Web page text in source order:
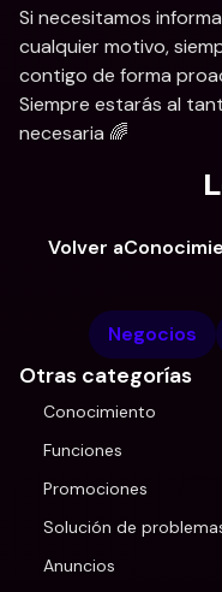
Si necesitamos
cualquier motivo,
contigo de forma
Siempre estarás al
necesaria 🌈
Volver
Negocios
Otras categorías
Conocimiento
Funciones
Promociones
Solución de
Anuncios